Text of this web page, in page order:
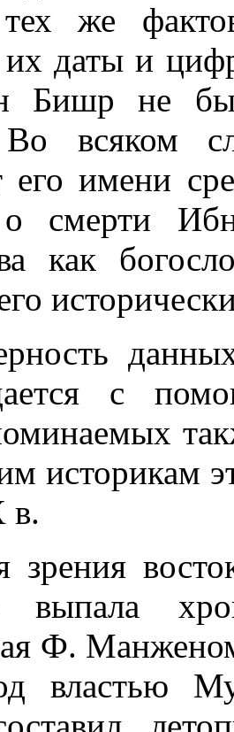
же
даты и
Бишр не
Во всяком
его имени
смерти
как
с
историкам
в.
зрения
выпала
Ф.
властью